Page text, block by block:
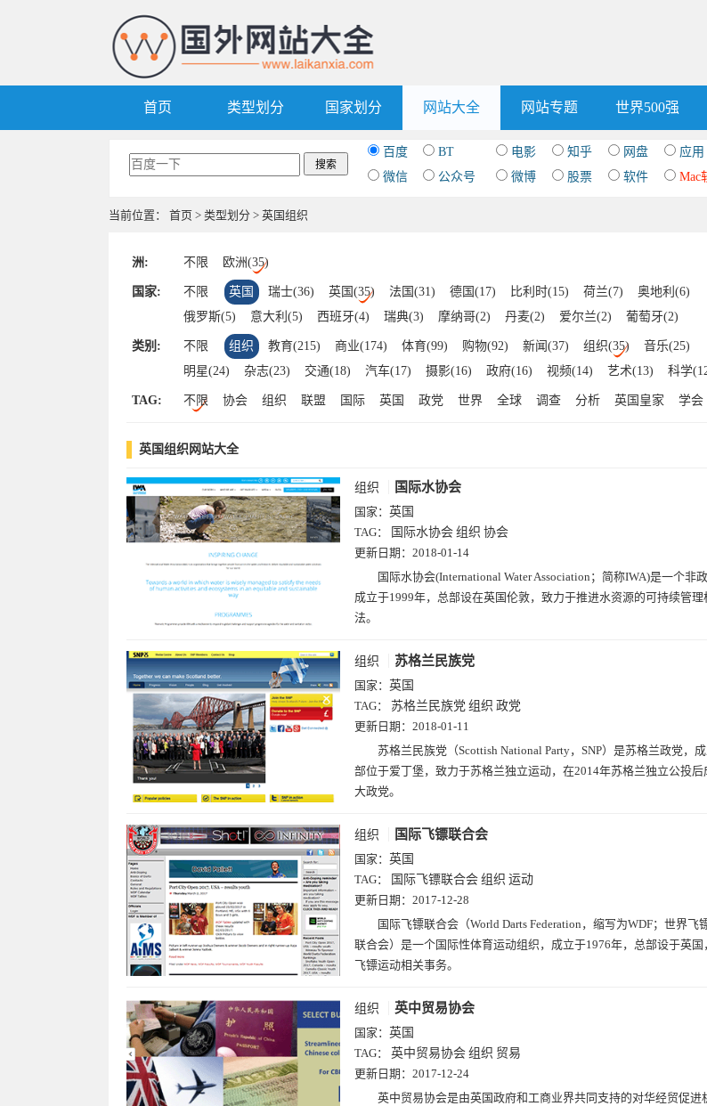
首页 类型划分 国家划分 网站大全 网站专题 世界500强
百度 BT 电影 知乎 网盘 应用
微信
公众号 微博 股票 软件 Mac
当前位置： 首页 > 类型划分 > 英国组织
洲: 不限 欧洲(35)
国家: 不限 英国 瑞士(36) 英国(35) 法国(31) 德国(17) 比利时(15) 荷兰(7)
奥地利(6)
俄罗斯(5)
意大利(5) 西班牙(4) 瑞典(3) 摩纳哥(2) 丹麦(2) 爱尔兰(2)
葡萄牙(2)
梵蒂冈(1)
白俄罗斯(1) 希腊(1) 芬兰(1) 波兰(1) 挪威(1)
类别: 不限 组织 教育(215) 商业(174) 体育(99) 购物(92) 新闻(37) 组织(35)
音乐(25)
明星(24)
杂志(23) 交通(18) 汽车(17) 摄影(16) 政府(16) 视频(14) 艺术(13)
科学
军事(12)
查询(12) 银行(11) 旅游(9) IT(9) 美食(9) 文化(9) 区块链(9)
时尚(8)
动漫(3)
黄页(2)
TAG: 不限 协会 组织 联盟 国际 英国 政党 世界 全球 调查 分析 英国皇家
学会
联合会
联合国
海事
维 海军
英国组织网站大全
组织 国际水协会
国家： 英国
TAG：
国际水协会 组织 协会
更新日期： 2018-01-14
国际水协会(International Water Association；简称IWA)是一个非
成立于1999年，总部设在英国伦敦，致力于推进水资源的可持续管
法。
组织 苏格兰民族党
国家： 英国
TAG： 苏格兰民族党 组织 政党
更新日期： 2018-01-11
苏格兰民族党（Scottish National Party，SNP）是苏格兰政党，
部位于爱丁堡，致力于苏格兰独立运动，在2014年苏格兰独立公投后
大政党。
组织 国际飞镖联合会
国家： 英国
TAG：
国际飞镖联合会 组织 运动
更新日期： 2017-12-28
国际飞镖联合会（World Darts Federation，缩写为WDF；世界飞
联合会）是一个国际性体育运动组织，成立于1976年，总部设于英
飞镖运动相关事务。
组织 英中贸易协会
国家： 英国
TAG： 英中贸易协会 组织 贸易
更新日期： 2017-12-24
英中贸易协会是由英国政府和工商业界共同支持的对华经贸促进